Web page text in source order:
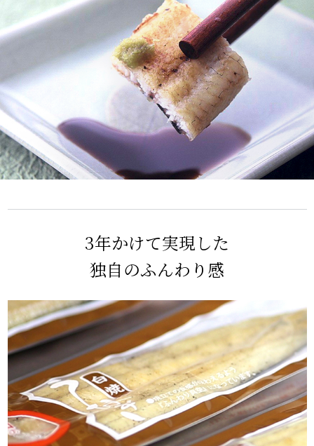
3年かけて実現した
独自のふんわり感